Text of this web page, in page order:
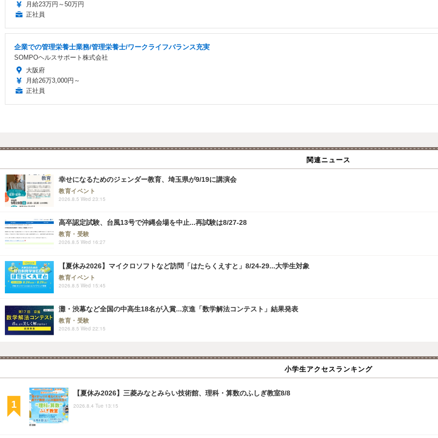
月給23万円～50万円
正社員
企業での管理栄養士業務/管理栄養士/ワークライフバランス充実
SOMPOヘルスサポート株式会社
大阪府
月給26万3,000円～
正社員
関連ニュース
幸せになるためのジェンダー教育、埼玉県が9/19に講演会
教育イベント
2026.8.5 Wed 23:15
高卒認定試験、台風13号で沖縄会場を中止...再試験は8/27-28
教育・受験
2026.8.5 Wed 16:27
【夏休み2026】マイクロソフトなど訪問「はたらくえすと」8/24-29...大学生対象
教育イベント
2026.8.5 Wed 15:45
灘・渋幕など全国の中高生18名が入賞...京進「数学解法コンテスト」結果発表
教育・受験
2026.8.5 Wed 22:15
小学生アクセスランキング
【夏休み2026】三菱みなとみらい技術館、理科・算数のふしぎ教室8/8
2026.8.4 Tue 13:15